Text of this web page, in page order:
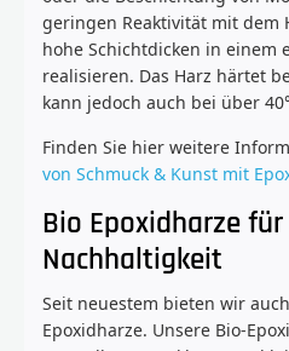
geringen Reaktivität mit dem
hohe Schichtdicken in einem
realisieren. Das Harz härtet
kann jedoch auch bei über
Finden Sie hier weitere
von Schmuck & Kunst mit
Bio Epoxidharze
Nachhaltigkeit
Seit neuestem bieten wir
Epoxidharze. Unsere Bio-